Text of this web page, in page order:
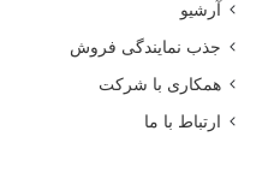
آرشیو
جذب نمایندگی فروش
همکاری با شرکت
ارتباط با ما